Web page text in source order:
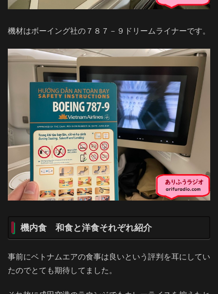
機材はボーイング社の７８７－９ドリームライナーです。
機内食 和食と洋食それぞれ紹介
事前にベトナムエアの食事は良いという評判を耳にしてい
たのでとても期待してました。